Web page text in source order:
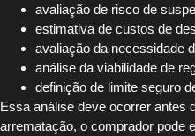
avaliação de risco de
estimativa de custos de
avaliação da necessidade
análise da viabilidade de
definição de limite seguro
Essa análise deve ocorrer antes
arrematação, o comprador pode